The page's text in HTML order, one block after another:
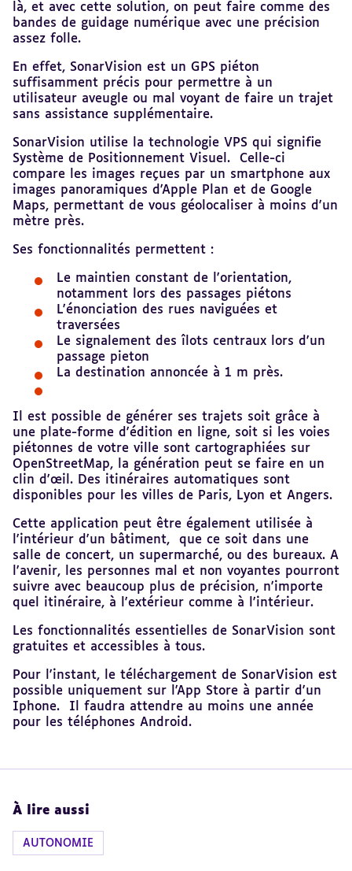
là, et avec cette solution, on peut faire comme des
bandes de guidage numérique avec une précision
assez folle.
En effet, SonarVision est un GPS piéton
suffisamment précis pour permettre à un
utilisateur aveugle ou mal voyant de faire un trajet
sans assistance supplémentaire.
SonarVision utilise la technologie VPS qui signifie
Système de Positionnement Visuel. Celle-ci
compare les images reçues par un smartphone aux
images panoramiques d'Apple Plan et de Google
Maps, permettant de vous géolocaliser à moins d'un
mètre près.
Ses fonctionnalités permettent :
Le maintien constant de l'orientation,
notamment lors des passages piétons
L'énonciation des rues naviguées et
traversées
Le signalement des îlots centraux lors d'un
passage pieton
La destination annoncée à 1 m près.
Il est possible de générer ses trajets soit grâce à
une plate-forme d'édition en ligne, soit si les voies
piétonnes de votre ville sont cartographiées sur
OpenStreetMap, la génération peut se faire en un
clin d'œil. Des itinéraires automatiques sont
disponibles pour les villes de Paris, Lyon et Angers.
Cette application peut être également utilisée à
l'intérieur d'un bâtiment, que ce soit dans une
salle de concert, un supermarché, ou des bureaux. A
l'avenir, les personnes mal et non voyantes pourront
suivre avec beaucoup plus de précision, n'importe
quel itinéraire, à l'extérieur comme à l'intérieur.
Les fonctionnalités essentielles de SonarVision sont
gratuites et accessibles à tous.
Pour l'instant, le téléchargement de SonarVision est
possible uniquement sur l'App Store à partir d'un
Iphone. Il faudra attendre au moins une année
pour les téléphones Android.
À lire aussi
AUTONOMIE